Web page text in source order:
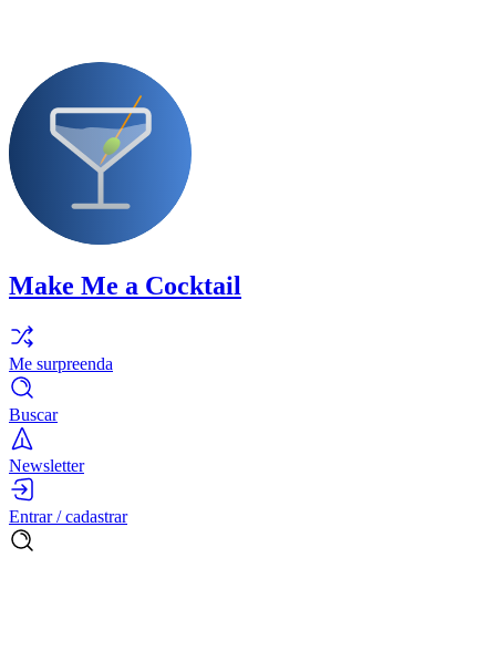
Make Me a Cocktail
Me surpreenda
Buscar
Newsletter
Entrar / cadastrar